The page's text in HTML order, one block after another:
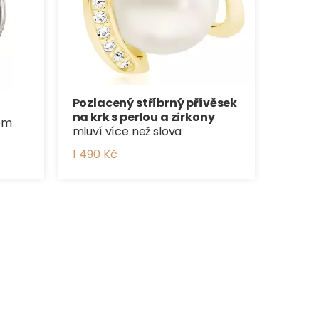
Pozlacený stříbrný přívěsek
na krk s perlou a zirkony
mluví více než slova
1 490 Kč